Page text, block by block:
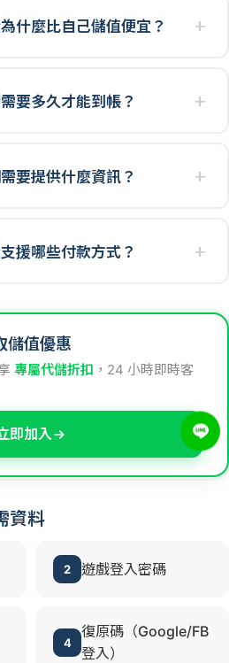
什麼比自己儲值便宜？
要多久才能到帳？
要提供什麼資訊？
援哪些付款方式？
儲值優惠
專屬代儲折扣 ，24 小時即時客
即加入
資料
2 遊戲登入密碼
4
復原碼（Google/FB
登入）